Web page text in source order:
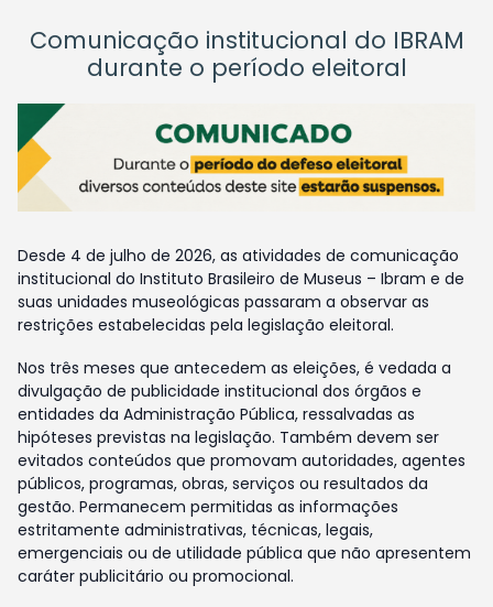
Comunicação institucional do IBRAM
durante o período eleitoral
Desde 4 de julho de 2026, as atividades de comunicação
institucional do Instituto Brasileiro de Museus – Ibram e de
suas unidades museológicas passaram a observar as
restrições estabelecidas pela legislação eleitoral.
Nos três meses que antecedem as eleições, é vedada a
divulgação de publicidade institucional dos órgãos e
entidades da Administração Pública, ressalvadas as
hipóteses previstas na legislação. Também devem ser
evitados conteúdos que promovam autoridades, agentes
públicos, programas, obras, serviços ou resultados da
gestão. Permanecem permitidas as informações
estritamente administrativas, técnicas, legais,
emergenciais ou de utilidade pública que não apresentem
caráter publicitário ou promocional.